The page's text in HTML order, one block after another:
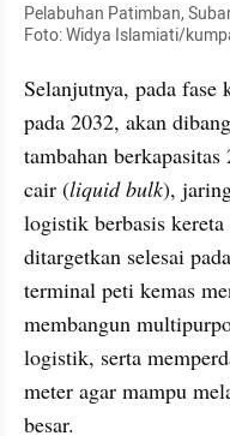
Pelabuhan Patimban,
Foto: Widya Islamiati/
Selanjutnya, pada fase
pada 2032, akan
tambahan
cair (liquid bulk),
logistik berbasis
ditargetkan selesai
terminal peti kemas
membangun
logistik, serta
meter agar mampu
besar.